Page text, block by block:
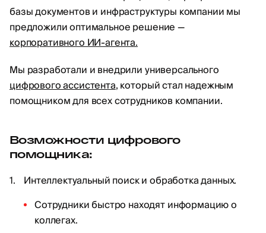
базы документов и инфраструктуры компании мы
предложили оптимальное решение —
корпоративного ИИ-агента.
Мы разработали и внедрили универсального
цифрового ассистента, который стал надежным
помощником для всех сотрудников компании.
Возможности цифрового
помощника:
Интеллектуальный поиск и обработка данных.
Сотрудники быстро находят информацию о
коллегах.